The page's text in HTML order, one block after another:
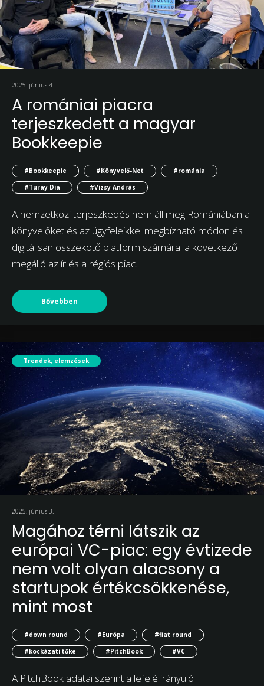
2025. június 4.
A romániai piacra
terjeszkedett a magyar
Bookkeepie
#Bookkeepie #Könyvelő-Net
#románia
#Turay Dia
#Vizsy András
A nemzetközi terjeszkedés nem áll meg Romániában a
könyvelőket és az ügyfeleikkel megbízható módon és
digitálisan összekötő platform számára: a következő
megálló az ír és a régiós piac.
Bővebben
Trendek, elemzések
2025. június 3.
Magához térni látszik az
európai VC-piac: egy évtizede
nem volt olyan alacsony a
startupok értékcsökkenése,
mint most
#down round #Európa
#flat round
#kockázati tőke
#PitchBook #VC
A PitchBook adatai szerint a lefelé irányuló